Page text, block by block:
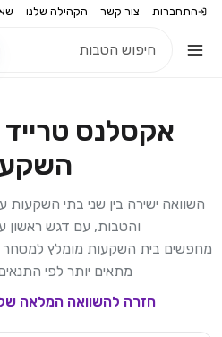
התחברות צור קשר הקהילה שלנו
אקסלנס טרייד
השוואה ישירה בין שני בתי
והטבות, עם דגש ראשון
מחפשים בית השקעות מומלץ למסחר
מתאים יותר לפי
חזרה להשוואה המלאה